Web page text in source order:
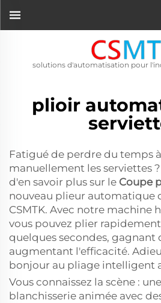
solutions d'automatisation pour
plioir
Fatigué de perdre du temps
manuellement les serviettes
d'en savoir plus sur le Coupe
nouveau plieur automatique
CSMTK. Avec notre machine
vous pouvez plier
quelques secondes, gagnant
augmentant l'efficacité.
bonjour au pliage intelligent
Vous connaissez la scène :
blanchisserie animée avec